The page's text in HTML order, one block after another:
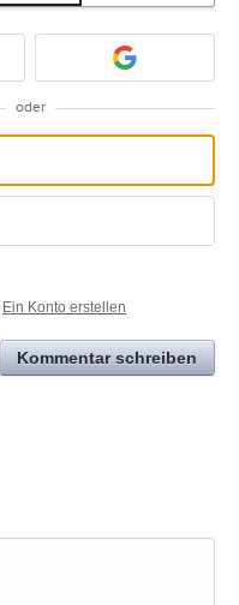
oder
Ein Konto erstellen
Kommentar schreiben